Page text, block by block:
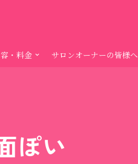
・料金 サロンオーナーの皆様へ
ぽい